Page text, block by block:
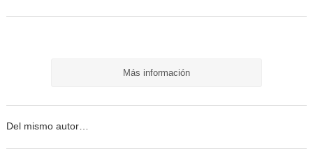
Más información
Del mismo autor…